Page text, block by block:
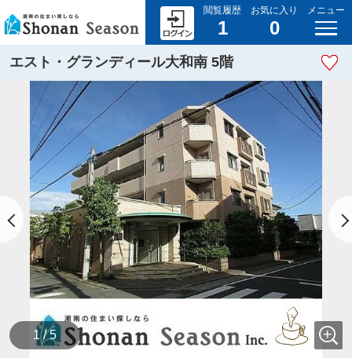
閲覧履歴
1
お気に入り
0
メニュー
エスト・グランディール大和南 5階
1 / 5